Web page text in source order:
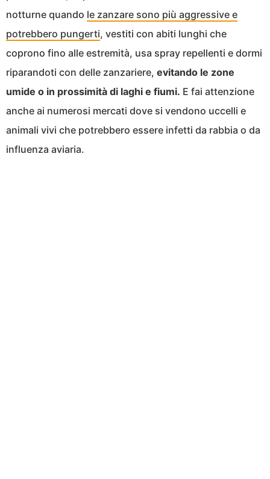
notturne quando le zanzare sono più aggressive e
potrebbero pungerti, vestiti con abiti lunghi che
coprono fino alle estremità, usa spray repellenti e dormi
riparandoti con delle zanzariere, evitando le zone
umide o in prossimità di laghi e fiumi. E fai attenzione
anche ai numerosi mercati dove si vendono uccelli e
animali vivi che potrebbero essere infetti da rabbia o da
influenza aviaria.